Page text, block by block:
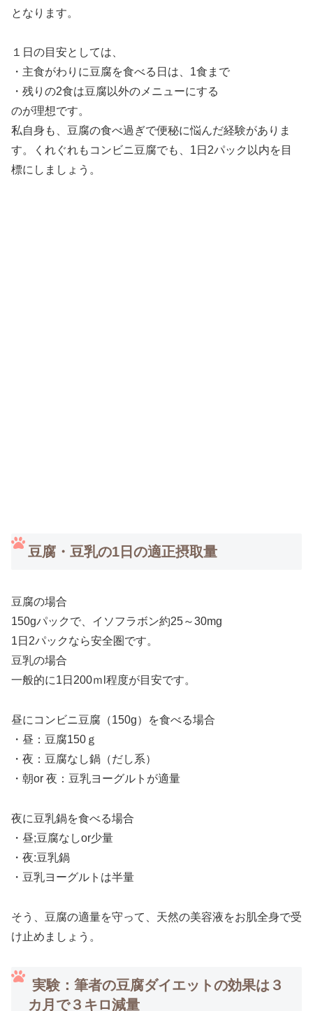
となります。
１日の目安としては、
・主食がわりに豆腐を食べる日は、1食まで
・残りの2食は豆腐以外のメニューにする
のが理想です。
私自身も、豆腐の食べ過ぎで便秘に悩んだ経験がありま
す。くれぐれもコンビニ豆腐でも、1日2パック以内を目
標にしましょう。
豆腐・豆乳の1日の適正摂取量
豆腐の場合
150gパックで、イソフラボン約25～30mg
1日2パックなら安全圏です。
豆乳の場合
一般的に1日200ｍl程度が目安です。
昼にコンビニ豆腐（150g）を食べる場合
・昼：豆腐150ｇ
・夜：豆腐なし鍋（だし系）
・朝or 夜：豆乳ヨーグルトが適量
夜に豆乳鍋を食べる場合
・昼;豆腐なしor少量
・夜:豆乳鍋
・豆乳ヨーグルトは半量
そう、豆腐の適量を守って、天然の美容液をお肌全身で受
け止めましょう。
実験：筆者の豆腐ダイエットの効果は３
カ月で３キロ減量